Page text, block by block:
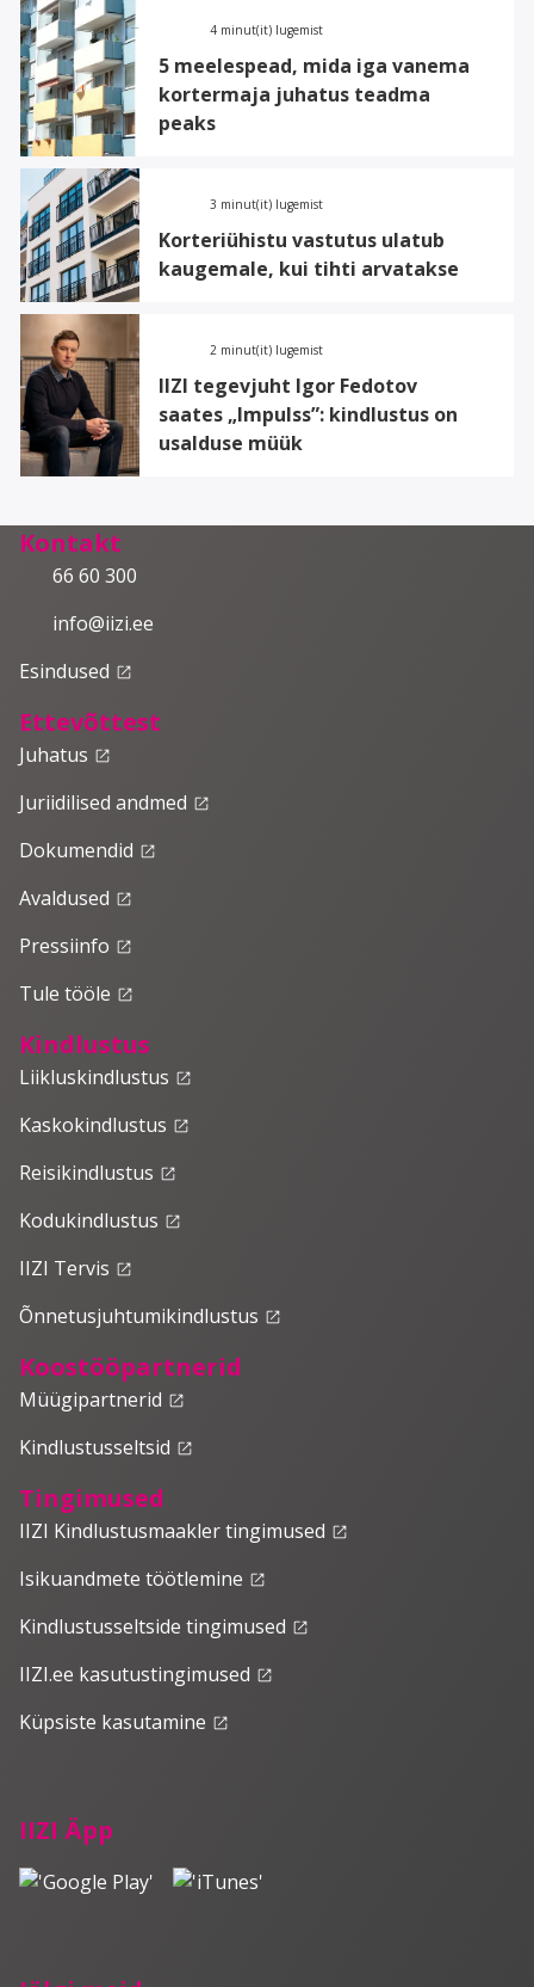
4 minut(it) lugemist
5 meelespead, mida iga vanema
kortermaja juhatus teadma
peaks
3 minut(it) lugemist
Korteriühistu vastutus ulatub
kaugemale, kui tihti arvatakse
2 minut(it) lugemist
IIZI tegevjuht Igor Fedotov
saates „Impulss”: kindlustus on
usalduse müük
IIZI Äpp
Kontakt
66 60 300
info@iizi.ee
Esindused launch
Ettevõttest
Juhatus launch
Juriidilised andmed launch
Dokumendid launch
Avaldused launch
Pressiinfo launch
Tule tööle launch
Kindlustus
Liikluskindlustus launch
Kaskokindlustus launch
Reisikindlustus launch
Kodukindlustus launch
IIZI Tervis launch
Õnnetusjuhtumikindlustus launch
Koostööpartnerid
Müügipartnerid launch
Kindlustusseltsid launch
Tingimused
IIZI Kindlustusmaakler tingimused launch
Isikuandmete töötlemine launch
Kindlustusseltside tingimused launch
IIZI.ee kasutustingimused launch
Küpsiste kasutamine launch